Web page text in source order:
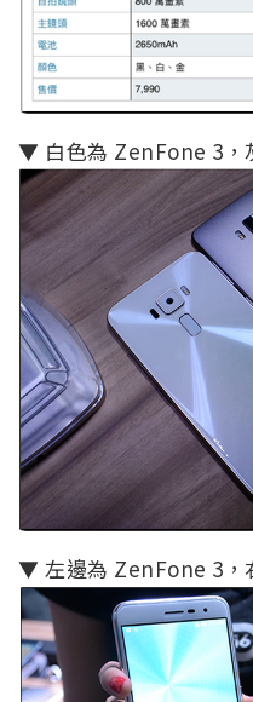
▼ 白色為 ZenFone 3，
▼ 左邊為 ZenFone 3，